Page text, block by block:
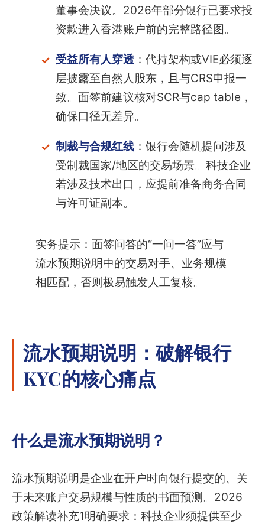
董事会决议。2026年部分银行已要求投
资款进入香港账户前的完整路径图。
受益所有人穿透：代持架构或VIE必须逐
层披露至自然人股东，且与CRS申报一
致。面签前建议核对SCR与cap table，
确保口径无差异。
制裁与合规红线：银行会随机提问涉及
受制裁国家/地区的交易场景。科技企业
若涉及技术出口，应提前准备商务合同
与许可证副本。
实务提示：面签问答的“一问一答”应与
流水预期说明中的交易对手、业务规模
相匹配，否则极易触发人工复核。
流水预期说明：破解银行
KYC的核心痛点
什么是流水预期说明？
流水预期说明是企业在开户时向银行提交的、关
于未来账户交易规模与性质的书面预测。2026
政策解读补充1明确要求：科技企业须提供至少